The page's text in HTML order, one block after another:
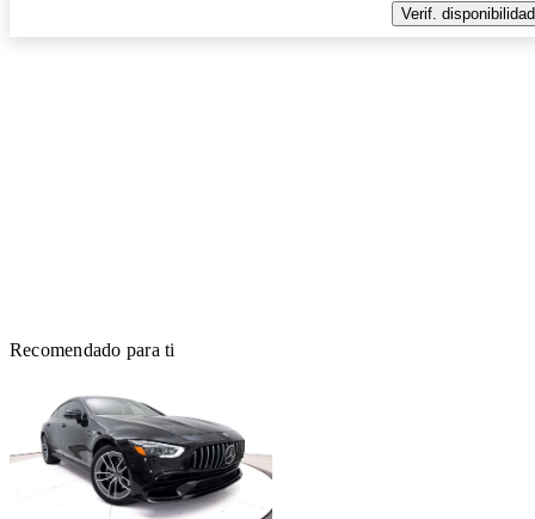
Verif. disponibilidad
Recomendado para ti